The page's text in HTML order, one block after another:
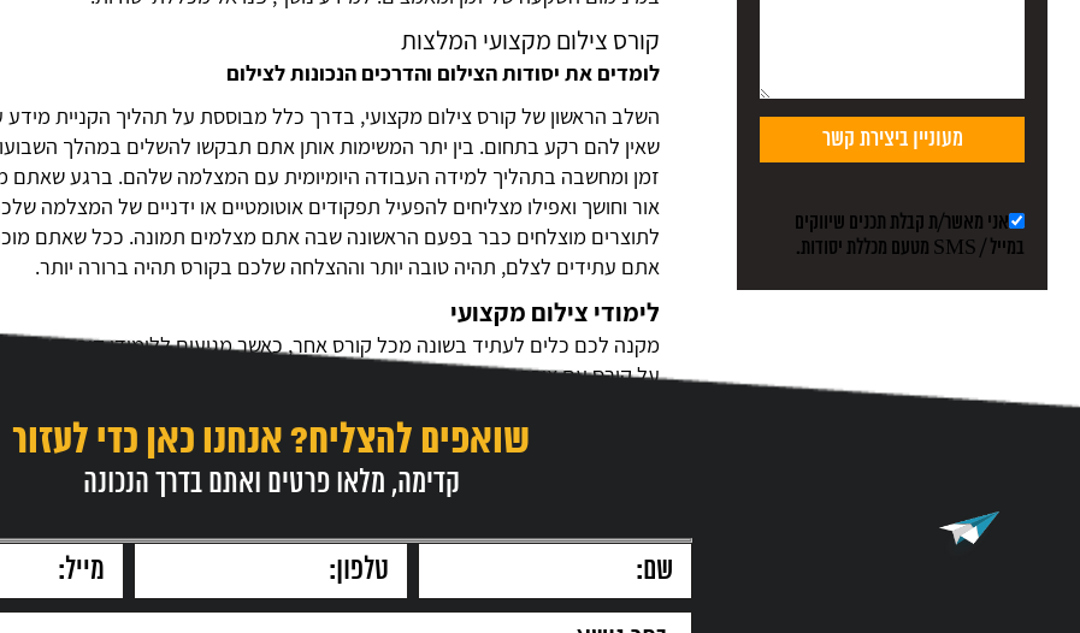
אני מאשר/ת קבלת תכנים שיווקים
במייל / SMS מטעם מכללת יסודות.
קורס צילום מקצועי המלצות
לומדים את יסודות הצילום והדרכים הנכונות לצילום
השלב הראשון של קורס צילום מקצועי, בדרך כלל מבוססת על תהליך הקניית
שאין להם רקע בתחום. בין יתר המשימות אותן אתם תבקשו להשלים במהלך
זמן ומחשבה בתהליך למידה העבודה היומיומית עם המצלמה שלהם. ברגע שאתם
אור וחושך ואפילו מצליחים להפעיל תפקודים אוטומטיים או ידניים של המצלמה
לתוצרים מוצלחים כבר בפעם הראשונה שבה אתם מצלמים תמונה. ככל שאתם
אתם עתידים לצלם, תהיה טובה יותר וההצלחה שלכם בקורס תהיה ברורה יותר.
לימודי צילום מקצועי
מקנה לכם כלים לעתיד בשונה מכל קורס אחר, כאשר מגיעים ללימודי קורס
על קורס עם צורך מעשי בעבודה מקצועית ולכן חלק בלתי מבוטל מתהליך הלמידה
המקצועי של המנחים בקורס, ולשאול את החברים לשיעור שאלות חשובות. בדרך
המקום לשאול שאלות חשובות. מוסד לימוד אשר מכבד את עצמו הפסיק ישקיע
הדדית, שותפות וחלוקת ידע ומשאבים. כי רק בצורה כזו אתם תצליחו לסיים את
אפשרות לביסוס קריירה מקצועית – בזכות קורס צילום מקצועי
הסיבה המרכזית שבגללה אנשים רבים מעוניינים לצאת אל קורס צילום מקצועי,
שואפים להצליח? אנחנו כאן כדי לעזור
קדימה, מלאו פרטים ואתם בדרך הנכונה